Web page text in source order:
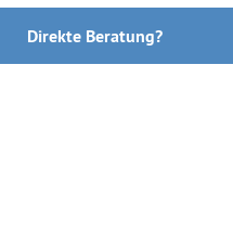
Direkte Beratung?